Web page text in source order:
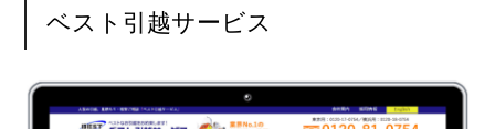
ベスト引越サービス